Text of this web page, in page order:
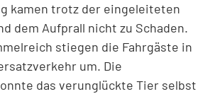
kamen trotz der eingeleiteten
dem Aufprall nicht zu Schaden.
stiegen die Fahrgäste in
um. Die
das verunglückte Tier selbst